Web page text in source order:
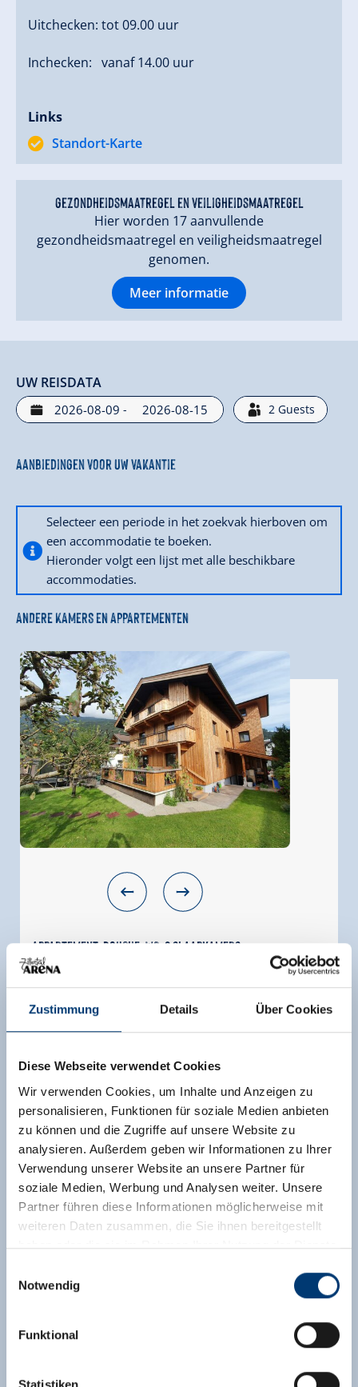
Zustimmung Details Über Cookies
Diese Webseite verwendet Cookies
Wir verwenden Cookies, um Inhalte und Anzeigen zu
personalisieren, Funktionen für soziale Medien anbieten
zu können und die Zugriffe auf unsere Website zu
analysieren. Außerdem geben wir Informationen zu Ihrer
Verwendung unserer Website an unsere Partner für
soziale Medien, Werbung und Analysen weiter. Unsere
Partner führen diese Informationen möglicherweise mit
weiteren Daten zusammen, die Sie ihnen bereitgestellt
haben oder die sie im Rahmen Ihrer Nutzung der Dienste
Rohr 23// A-6280 Zell am Ziller
www.zillertalarena.com
Notwendig
Funktional
Uitchecken: tot 09.00 uur
Inchecken: vanaf 14.00 uur
Links
Standort-Karte
gezondheidsmaatregel en veiligheidsmaatregel
Hier worden 17 aanvullende
gezondheidsmaatregel en veiligheidsmaatregel
genomen.
Meer informatie
UW REISDATA
- 2 Guests
Aanbiedingen voor uw vakantie
Selecteer een periode in het zoekvak hierboven om
een accommodatie te boeken.
Hieronder volgt een lijst met alle beschikbare
accommodaties.
ANDERE KAMERS EN APPARTEMENTEN
Appartement, douche, WC, 3 slaapkamers
grootte van de kamer: Opdrachten:1 -
Ons appartement bestaat uit 1 woonkeuken, 3
bank (150 cm ligoppervlak), 3x WC en douche.
Uitrusting
Beschikbaarheidskalender